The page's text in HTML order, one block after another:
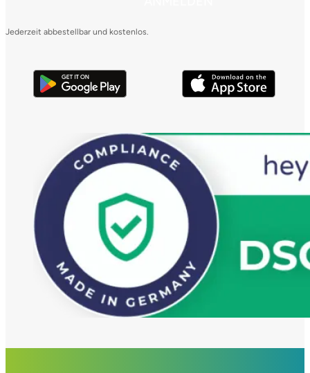
Jederzeit abbestellbar und kostenlos.